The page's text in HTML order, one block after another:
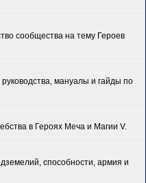
сообщества на тему Героев
мануалы и гайды по
в Героях Меча и Магии V.
способности, армия и